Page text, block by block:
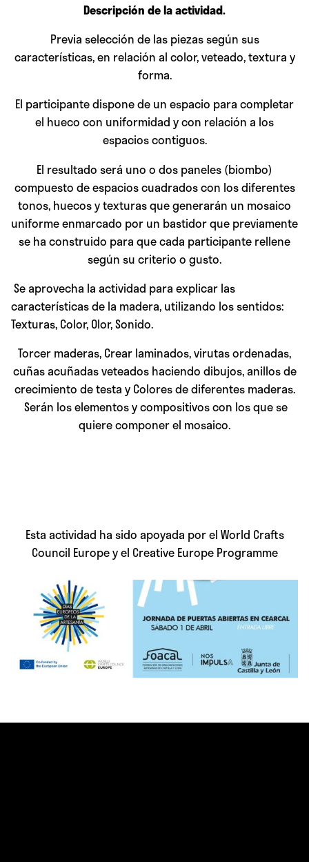
Descripción de la actividad.
Previa selección de las piezas según sus
características, en relación al color, veteado, textura y
forma.
El participante dispone de un espacio para completar
el hueco con uniformidad y con relación a los
espacios contiguos.
El resultado será uno o dos paneles (biombo)
compuesto de espacios cuadrados con los diferentes
tonos, huecos y texturas que generarán un mosaico
uniforme enmarcado por un bastidor que previamente
se ha construido para que cada participante rellene
según su criterio o gusto.
Se aprovecha la actividad para explicar las
características de la madera, utilizando los sentidos:
Texturas, Color, Olor, Sonido.
Torcer maderas, Crear laminados, virutas ordenadas,
cuñas acuñadas veteados haciendo dibujos, anillos de
crecimiento de testa y Colores de diferentes maderas.
Serán los elementos y compositivos con los que se
quiere componer el mosaico.
Esta actividad ha sido apoyada por el World Crafts
Council Europe y el Creative Europe Programme